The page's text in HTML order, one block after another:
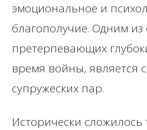
эмоциональное и
благополучие. Одним из
претерпевающих
время войны, является
супружеских пар.
Исторически сложилось